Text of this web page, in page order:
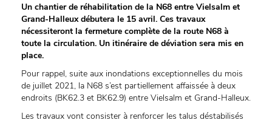
Un chantier de réhabilitation de la N68 entre Vielsalm et
Grand-Halleux débutera le 15 avril. Ces travaux
nécessiteront la fermeture complète de la route N68 à
toute la circulation. Un itinéraire de déviation sera mis en
place.
Pour rappel, suite aux inondations exceptionnelles du mois
de juillet 2021, la N68 s’est partiellement affaissée à deux
endroits (BK62.3 et BK62.9) entre Vielsalm et Grand-Halleux.
Les travaux vont consister à renforcer les talus déstabilisés